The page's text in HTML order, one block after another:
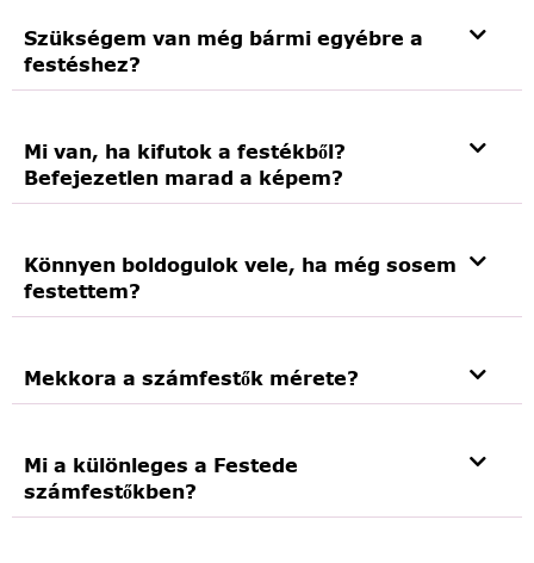
Szükségem van még bármi egyébre a
festéshez?
Mi van, ha kifutok a festékből?
Befejezetlen marad a képem?
Könnyen boldogulok vele, ha még sosem
festettem?
Mekkora a számfestők mérete?
Mi a különleges a Festede
számfestőkben?